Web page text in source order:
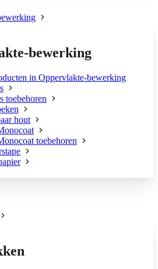
bewerking
in Oppervlakte-bewerking
toebehoren
hout
toebehoren